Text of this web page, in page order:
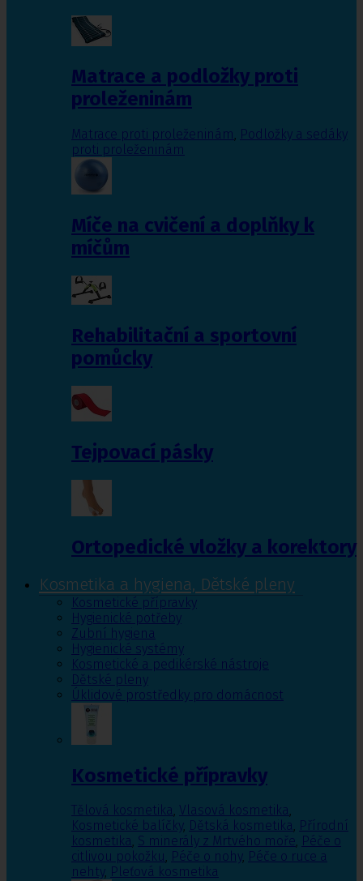
Matrace a podložky proti
proleženinám
Matrace proti proleženinám, Podložky a sedáky
proti proleženinám
Míče na cvičení a doplňky k
míčům
Rehabilitační a sportovní
pomůcky
Tejpovací pásky
Ortopedické vložky a korektory
Kosmetika a hygiena, Dětské pleny
Kosmetické přípravky
Hygienické potřeby
Zubní hygiena
Hygienické systémy
Kosmetické a pedikérské nástroje
Dětské pleny
Úklidové prostředky pro domácnost
Kosmetické přípravky
Tělová kosmetika, Vlasová kosmetika,
Kosmetické balíčky, Dětská kosmetika, Přírodní
kosmetika, S minerály z Mrtvého moře, Péče o
citlivou pokožku, Péče o nohy, Péče o ruce a
nehty, Pleťová kosmetika